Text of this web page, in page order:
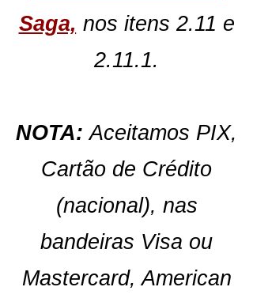
Saga, nos itens 2.11 e
2.11.1.
NOTA:Aceitamos PIX,
Cartão de Crédito
(nacional), nas
bandeiras Visa ou
Mastercard, American